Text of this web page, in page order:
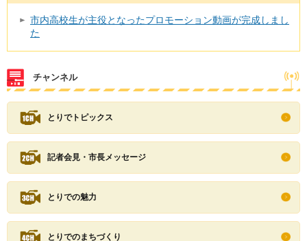
市内高校生が主役となったプロモーション動画が完成しまし
た
チャンネル
とりでトピックス
記者会見・市長メッセージ
とりでの魅力
とりでのまちづくり